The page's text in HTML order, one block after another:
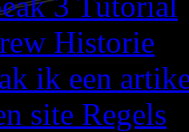
Historie
ik een
site Regels